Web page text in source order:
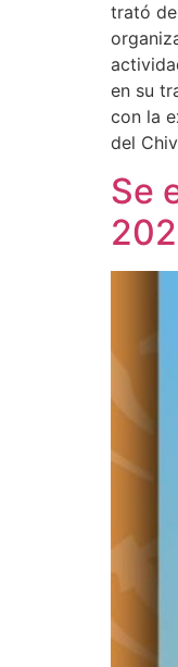
trató
en su
con la
del
Se